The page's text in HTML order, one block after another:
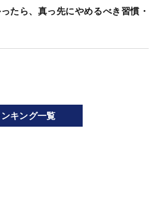
たら、真っ先にやめるべき習慣・
キング一覧